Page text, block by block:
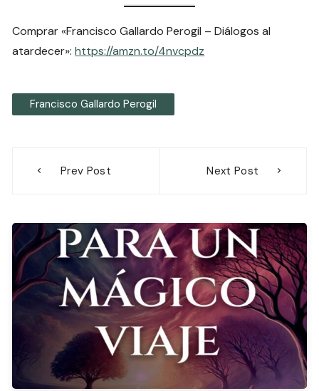
Comprar «Francisco Gallardo Perogil – Diálogos al
atardecer»:https://amzn.to/4nvcpdz
Francisco Gallardo Perogil
Prev Post Next Post